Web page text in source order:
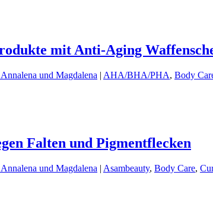
mit Anti-Aging
und Magdalena | AHA/BHA/PHA, Body
Falten und Pigmentflecken
und Magdalena | Asambeauty, Body Care,